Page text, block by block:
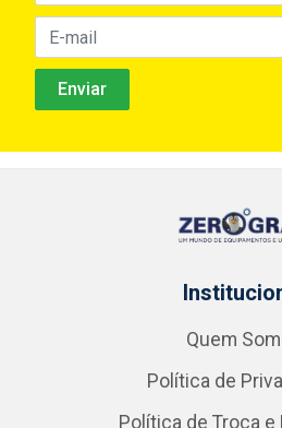
Quem
Política de
Política de Troca e